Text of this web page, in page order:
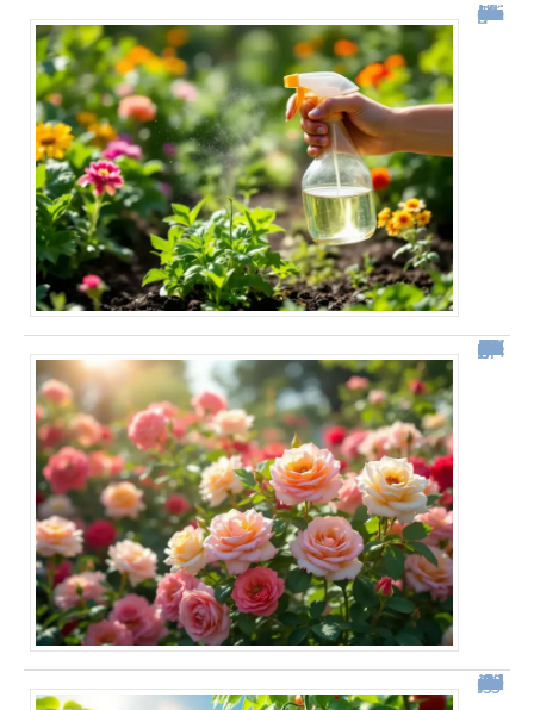
Désherbant naturel qui tue les racines : notre guide complet
“Depuis qu’il utilise cette méthode, son jardin est couvert de roses tout l’été” Ce geste simple change tout pour la floraison de vos rosiers !
Comment j’ai doublé ma récolte de tomates grâce à une simple modification de mon arrosage